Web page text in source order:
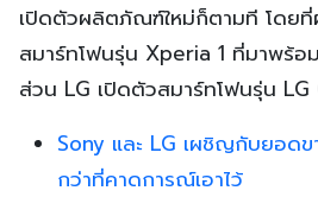
เปิดตัวผลิตภัณฑ์ใหม่ก็ตามที โดยที่
สมาร์ทโฟนรุ่น Xperia 1 ที่มาพร้อ
ส่วน LG เปิดตัวสมาร์ทโฟนรุ่น
Sony และ LG เผชิญกับยอด
กว่าที่คาดการณ์เอาไว้